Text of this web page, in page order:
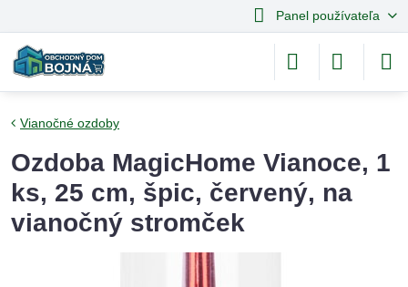
Panel používateľa
Vianočné ozdoby
Ozdoba MagicHome Vianoce, 1
ks, 25 cm, špic, červený, na
vianočný stromček